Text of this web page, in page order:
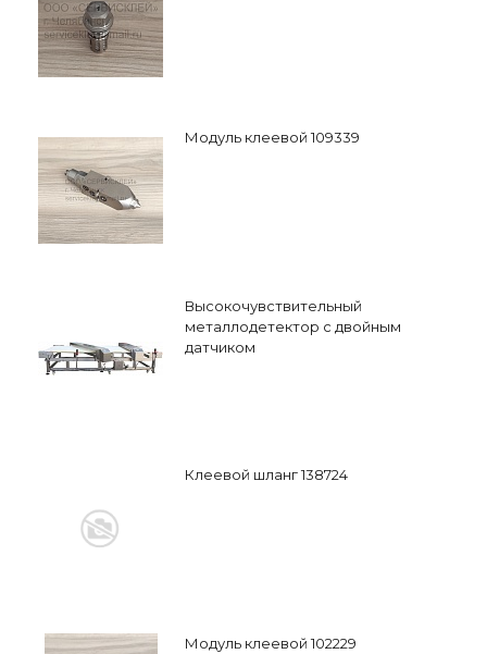
Модуль клеевой 109339
Высокочувствительный
металлодетектор с двойным
датчиком
Клеевой шланг 138724
Модуль клеевой 102229